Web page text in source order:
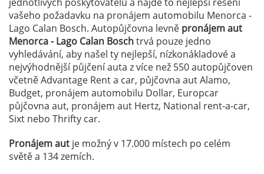
jednotlivých poskytovatelů a najde to nejlepší řešení
vašeho požadavku na pronájem automobilu Menorca -
Lago Calan Bosch. Autopůjčovna levně pronájem aut
Menorca - Lago Calan Boschtrvá pouze jedno
vyhledávání, aby našel ty nejlepší, nízkonákladové a
nejvýhodnější půjčení auta z více než 550 autopůjčoven
včetně Advantage Rent a car, půjčovna aut Alamo,
Budget, pronájem automobilu Dollar, Europcar
půjčovna aut, pronájem aut Hertz, National rent-a-car,
Sixt nebo Thrifty car.
Pronájem aut je možný v 17.000 místech po celém
světě a 134 zemích.